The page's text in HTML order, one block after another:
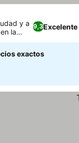
9,3Excelente
y a
la
exactos